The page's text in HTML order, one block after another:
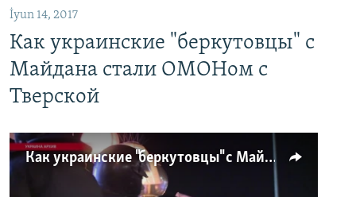
İyun 14, 2017
Как украинские "беркутовцы" с
Майдана стали ОМОНом с
Тверской
Как украинские "беркутовцы" с Майдана стали ОМОНом с Тверской